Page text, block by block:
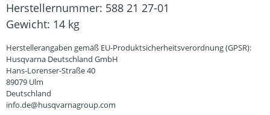
Herstellernummer: 588 21 27-01
Gewicht: 14 kg
Herstellerangaben gemäß EU-Produktsicherheitsverordnung (GPSR):
Husqvarna Deutschland GmbH
Hans-Lorenser-Straße 40
89079 Ulm
Deutschland
info.de@husqvarnagroup.com